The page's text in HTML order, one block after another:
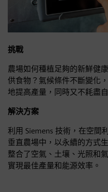
挑戰
農場如何種植足夠的新鮮健
供食物？氣候條件不斷變化
地提高產量，同時又不耗盡
解決方案
利用 Siemens 技術，在空間
垂直農場中，以永續的方式
整合了空氣、土壤、光照和
實現最佳產量和能源效率。